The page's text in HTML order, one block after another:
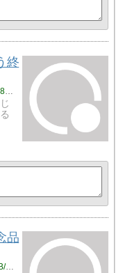
終
http://justgee.gjpw.net/%E6%9C%AA%E9%81%B8%E6%8A%9E/%E6%82%B2%E3%81%97%E3%81%84%E3%81%8C%E3%80%81%E3%81%93%E3%81%AE%E6%9A%AE%E3%82%89%E3%81%97%E3%81%AF%E3%82%82%E3%81%86%E7%B5%82%E3%82%8F%E3%82%8A%E3%81%AA%E3%82%93%E3%81%A0%E3%82%8D%E3%81%86
品
http://justgee.gjpw.net/%E7%94%9F%E6%B4%BB/%E7%A6%8F%E5%B2%A1%E7%9C%8C%E6%9F%B3%E5%B7%9D%E5%B8%82%E3%81%AE%E3%81%B5%E3%82%8B%E3%81%95%E3%81%A8%E7%B4%8D%E7%A8%8E%E3%81%A7%E8%A8%98%E5%BF%B5%E5%93%81%E3%82%92%E3%82%82%E3%82%89%E3%81%84%E3%81%BE%E3%81%9B%E3%82%93%E3%81%8B